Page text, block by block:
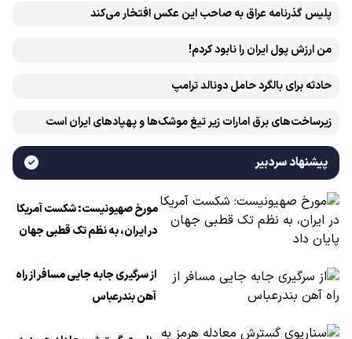
پلیس گذرنامه عراق به صاحب این عکس افتخار می‌کند
من ارزش پول ایران را نابود کردم!
حادثه برای بالگرد حامل دونالد ترامپ
زیرساخت‌های برق امارات زیر تیغ موشک‌ها و پهپادهای ایران است
پیشنهاد سردبیر
مورخ صهیونیست: شکست آمریکا
در ایران، به نظم تک قطبی جهان
از سرگیری جابه جایی مسافر از راه
آهن بندرعباس